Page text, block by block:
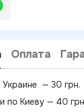
Оплата
— 30 грн.
по Киеву — 40